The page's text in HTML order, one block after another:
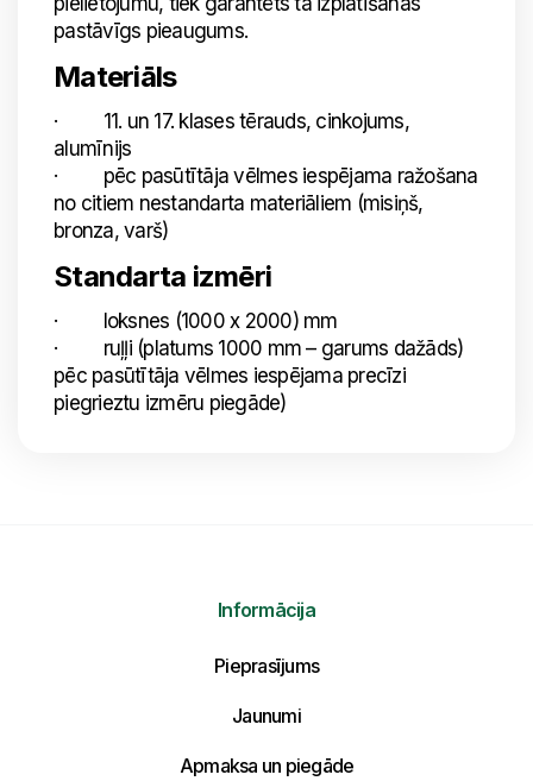
pastāvīgs pieaugums.
Materiāls
· 11. un 17. klases tērauds, cinkojums,
alumīnijs
· pēc pasūtītāja vēlmes iespējama ražošana
no citiem nestandarta materiāliem (misiņš,
bronza, varš)
Standarta izmēri
· loksnes (1000 x 2000) mm
· ruļļi (platums 1000 mm – garums dažāds)
pēc pasūtītāja vēlmes iespējama precīzi
piegrieztu izmēru piegāde)
Informācija
Pieprasījums
Jaunumi
Apmaksa un piegāde